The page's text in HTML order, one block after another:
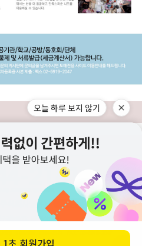
고객센터 도매전용몰 ▲TOP
오늘 하루 보지 않기
1초 회원가입